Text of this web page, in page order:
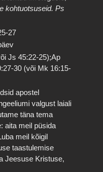
kohtuotsuseid. Ps
27
Js 45:22-25);Ap
30 (või Mk 16:15-
apostel
valgust laiali
täna tema
aita meil püsida
meil kõigil
taastulemise
Jeesuse Kristuse,